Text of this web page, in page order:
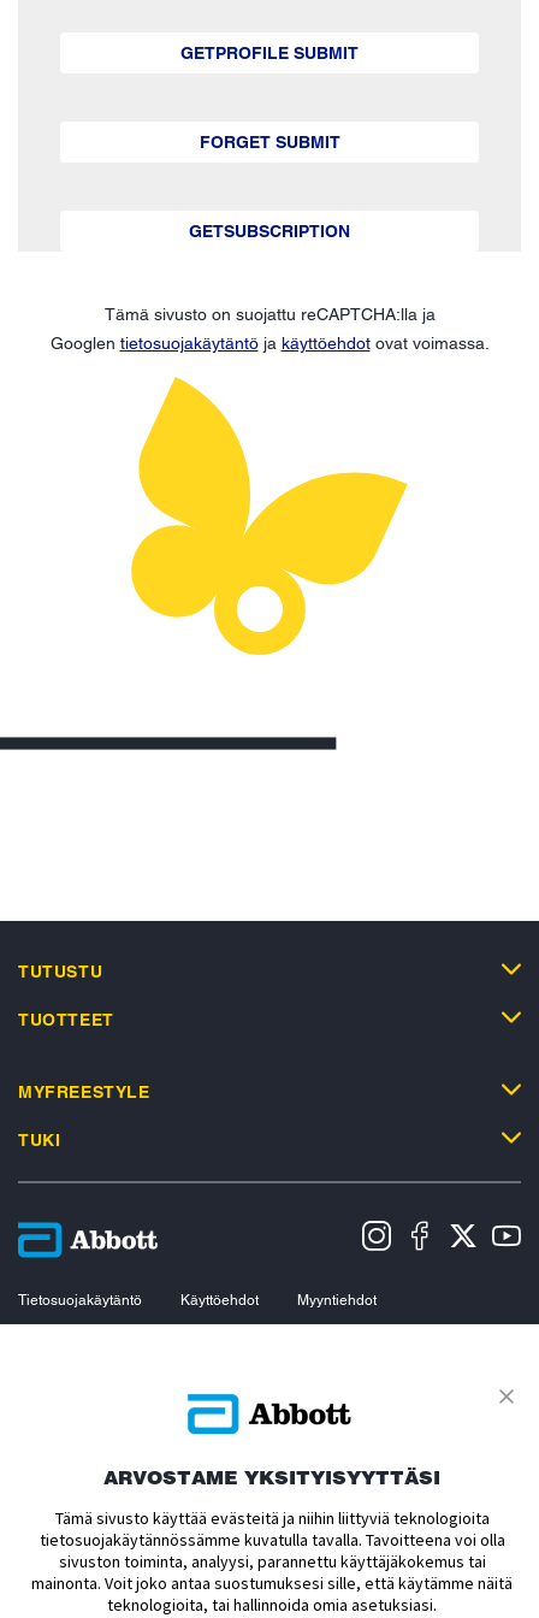
GETPROFILE SUBMIT
FORGET SUBMIT
GETSUBSCRIPTION
Tämä sivusto on suojattu reCAPTCHA:lla ja
Googlen tietosuojakäytäntöja käyttöehdotovat voimassa.
TUTUSTU
TUOTTEET
MYFREESTYLE
TUKI
Tietosuojakäytäntö Käyttöehdot
Myyntiehdot
© 2026 Abbott. All Rights Reserved. Sensorin ulkokuori, FreeStyle, Libre ja
ovat omistajiensa omaisuutta. Abbottin tällä sivustolla olevia tavaramerkkejä,
tuotenimiä ja mallisuojia ei saa käyttää ilman Abbottin ennalta antamaa
tunnistamiseen. Tämä sivusto ja tiedot on tarkoitettu käytettäväksi Suomessa
asuville henkilöille. FreeStyle Libre 2 Flash -glukoosinseurantajärjestelmä,
FreeStyle Libre 3 -jatkuva glukoosinseurantajärjestelmä, FreeStyle LibreLink
-sovellus, FreeStyle Libre 3 -sovellus, LibreLinkUp -sovellus ja LibreView -
pilvipalvelu ovat CE -merkattuja lääkinnällisiä laitteita.
ARVOSTAME YKSITYISYYTTÄSI
Tämä sivusto käyttää evästeitä ja niihin liittyviä teknologioita
tietosuojakäytännössämme kuvatulla tavalla. Tavoitteena voi olla
sivuston toiminta, analyysi, parannettu käyttäjäkokemus tai
mainonta. Voit joko antaa suostumuksesi sille, että käytämme näitä
teknologioita, tai hallinnoida omia asetuksiasi.